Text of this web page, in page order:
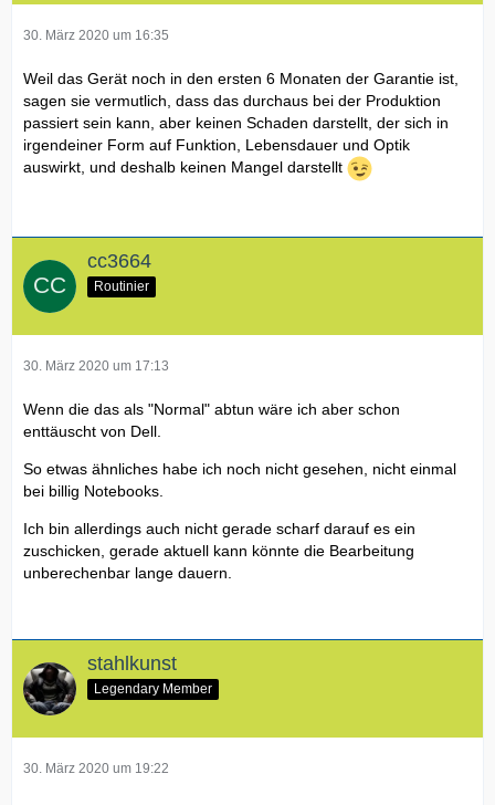
30. März 2020 um 16:35
Weil das Gerät noch in den ersten 6 Monaten der Garantie ist,
sagen sie vermutlich, dass das durchaus bei der Produktion
passiert sein kann, aber keinen Schaden darstellt, der sich in
irgendeiner Form auf Funktion, Lebensdauer und Optik
auswirkt, und deshalb keinen Mangel darstellt
cc3664
Routinier
30. März 2020 um 17:13
Wenn die das als "Normal" abtun wäre ich aber schon
enttäuscht von Dell.
So etwas ähnliches habe ich noch nicht gesehen, nicht einmal
bei billig Notebooks.
Ich bin allerdings auch nicht gerade scharf darauf es ein
zuschicken, gerade aktuell kann könnte die Bearbeitung
unberechenbar lange dauern.
stahlkunst
Legendary Member
30. März 2020 um 19:22